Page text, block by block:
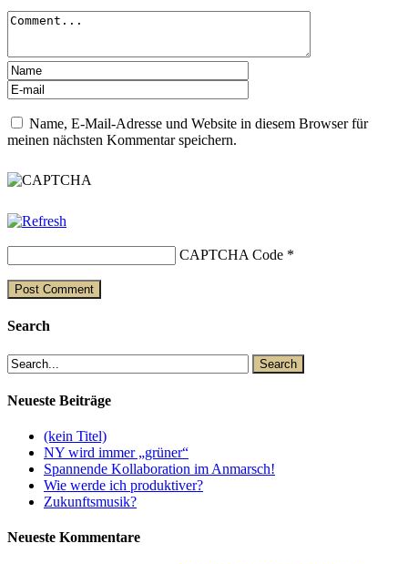
Name, E-Mail-Adresse und Website in diesem Browser für
meinen nächsten Kommentar speichern.
CAPTCHA Code *
Search
Neueste Beiträge
(kein Titel)
NY wird immer „grüner“
Spannende Kollaboration im Anmarsch!
Wie werde ich produktiver?
Zukunftsmusik?
Neueste Kommentare